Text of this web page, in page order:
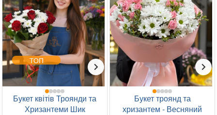
ТОП
Букет квітів Троянди та
Хризантеми Шик
Букет троянд та
хризантем - Весняний